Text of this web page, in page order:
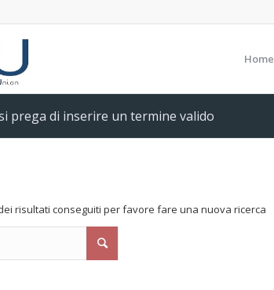
Home
prega di inserire un termine valido
risultati conseguiti per favore fare una nuova ricerca